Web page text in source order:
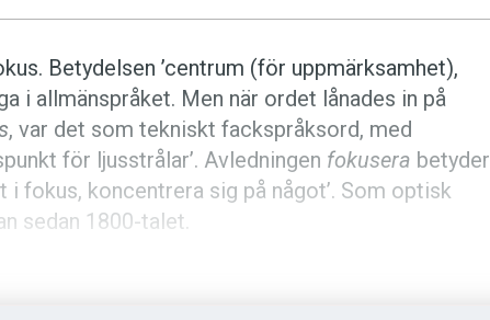
Betydelsen ’centrum (för uppmärksamhet),
i allmänspråket. Men när ordet lånades in på
, var det som tekniskt fackspråksord, med
för ljusstrålar’. Avledningen fokusera betyder
i fokus, koncentrera sig på något’. Som optisk
sedan 1800-talet.